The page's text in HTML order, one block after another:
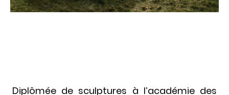
Diplômée de sculptures à l’académie des